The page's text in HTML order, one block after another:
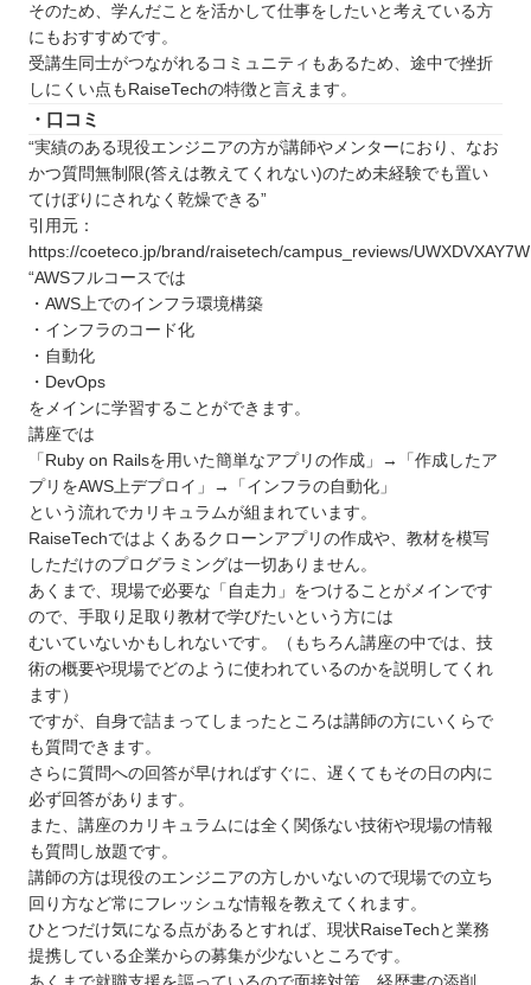
そのため、学んだことを活かして仕事をしたいと考えている方
にもおすすめです。
受講生同士がつながれるコミュニティもあるため、途中で挫折
しにくい点もRaiseTechの特徴と言えます。
・口コミ
“実績のある現役エンジニアの方が講師やメンターにおり、なお
かつ質問無制限(答えは教えてくれない)のため未経験でも置い
てけぼりにされなく乾燥できる”
引用元：
https://coeteco.jp/brand/raisetech/campus_reviews/UWXDVXAY7W
“AWSフルコースでは
・AWS上でのインフラ環境構築
・インフラのコード化
・自動化
・DevOps
をメインに学習することができます。
講座では
「Ruby on Railsを用いた簡単なアプリの作成」→「作成したア
プリをAWS上デプロイ」→「インフラの自動化」
という流れでカリキュラムが組まれています。
RaiseTechではよくあるクローンアプリの作成や、教材を模写
しただけのプログラミングは一切ありません。
あくまで、現場で必要な「自走力」をつけることがメインです
ので、手取り足取り教材で学びたいという方には
むいていないかもしれないです。（もちろん講座の中では、技
術の概要や現場でどのように使われているのかを説明してくれ
ます）
ですが、自身で詰まってしまったところは講師の方にいくらで
も質問できます。
さらに質問への回答が早ければすぐに、遅くてもその日の内に
必ず回答があります。
また、講座のカリキュラムには全く関係ない技術や現場の情報
も質問し放題です。
講師の方は現役のエンジニアの方しかいないので現場での立ち
回り方など常にフレッシュな情報を教えてくれます。
ひとつだけ気になる点があるとすれば、現状RaiseTechと業務
提携している企業からの募集が少ないところです。